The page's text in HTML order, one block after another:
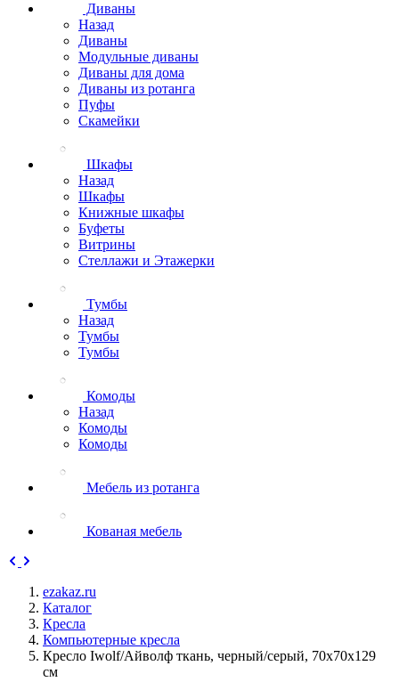
Диваны
Назад
Диваны
Модульные диваны
Диваны для дома
Диваны из ротанга
Пуфы
Скамейки
Шкафы
Назад
Шкафы
Книжные шкафы
Буфеты
Витрины
Стеллажи и Этажерки
Тумбы
Назад
Тумбы
Тумбы
Комоды
Назад
Комоды
Комоды
Мебель из ротанга
Кованая мебель
ezakaz.ru
Каталог
Кресла
Компьютерные кресла
Кресло Iwolf/Айволф ткань, черный/серый, 70х70х129
см